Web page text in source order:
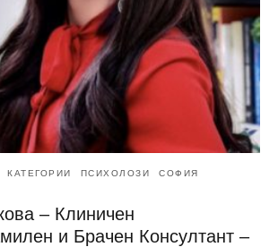
КАТЕГОРИИ ПСИХОЛОЗИ СОФИЯ
– Клиничен
и Брачен Консултант –